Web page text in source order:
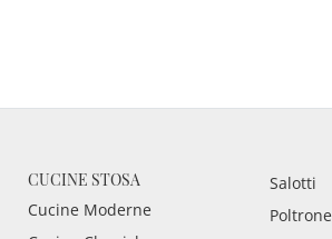
CUCINE STOSA
Cucine Moderne
Salotti
Poltrone